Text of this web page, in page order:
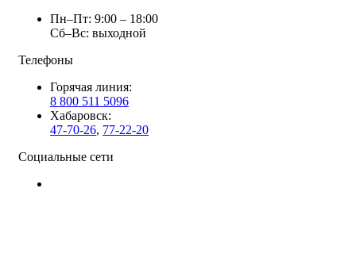
Пн–Пт: 9:00 – 18:00
Сб–Вс: выходной
Телефоны
Горячая линия:
8 800 511 5096
Хабаровск:
47-70-26, 77-22-20
Социальные сети